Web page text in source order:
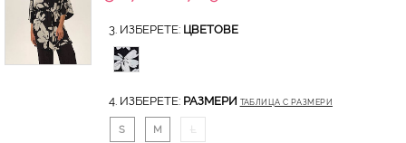
3. ИЗБЕРЕТЕ: ЦВЕТОВЕ
4. ИЗБЕРЕТЕ: РАЗМЕРИ ТАБЛИЦА С РАЗМЕРИ
S M L